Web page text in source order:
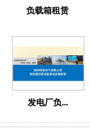
负载箱租赁
发电厂负...